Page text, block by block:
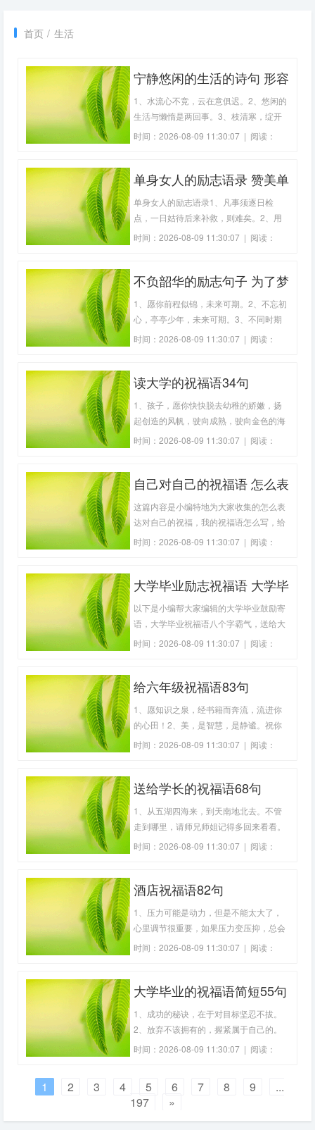
首页 / 生活
宁静悠闲的生活的诗句 形容
悠闲的田园生活的诗句
1、水流心不竞，云在意俱迟。2、悠闲的
生活与懒惰是两回事。3、枝清寒，绽开
我孤单的悠闲。4、悠闲与时间无关，悠
魂。6、几许关心总不平，飘然湖托余
7、阳光的午
时间：2026-08-09 11:30:07 | 阅读：
单身女人的励志语录 赞美单
身女人的诗句(精选80句)
单身女人的励志语录1、凡事须逐日检
点，一日姑待后来补救，则难矣。2、用
背的温度，去温暖一个人的心。3、没有
缚不了你去展翅高飞。5、一直没有人懂
所有。6、这
时间：2026-08-09 11:30:07 | 阅读：
不负韶华的励志句子 为了梦
想而奋斗的诗句(51句)
1、愿你前程似锦，未来可期。2、不忘初
心，亭亭少年，未来可期。3、不同时期
的哥哥，宇你通行，未来可期。4、当你
期。6、人至中年，闲事随缘，但尽己
诗；未来可期
时间：2026-08-09 11:30:07 | 阅读：
读大学的祝福语34句
1、孩子，愿你快快脱去幼稚的娇嫩，扬
起创造的风帆，驶向成熟，驶向金色的海
岸。2、生活是一本精深的书，别人的注
朗，以你的毅力，还有我的祝福，你一定
的港口的一
时间：2026-08-09 11:30:07 | 阅读：
自己对自己的祝福语 怎么表
达对自己的祝福(精选29句)
这篇内容是小编特地为大家收集的怎么表
达对自己的祝福，我的祝福语怎么写，给
自己的期望与祝福，祝福寄语给自己，对
活着就要记住，人生最痛苦最绝望的那一
后一
时间：2026-08-09 11:30:07 | 阅读：
大学毕业励志祝福语 大学毕
业典礼祝福语(精选95句)
以下是小编帮大家编辑的大学毕业鼓励寄
语，大学毕业祝福语八个字霸气，送给大
学毕业生的经典语录，大学毕业祝福语简
有需要的朋友。大学毕业励志祝福语1、
用自
时间：2026-08-09 11:30:07 | 阅读：
给六年级祝福语83句
1、愿知识之泉，经书籍而奔流，流进你
的心田！2、美，是智慧，是静谧。祝你
聪明！愿你上进！3、不要学花儿只把春
自己的手中。5、抱负，是高尚行为成长
天才与凡人只
时间：2026-08-09 11:30:07 | 阅读：
送给学长的祝福语68句
1、从五湖四海来，到天南地北去。不管
走到哪里，请师兄师姐记得多回来看看。
2、与你同行，回想起我们曾拥有过的配
相遇。愿这温馨的微风，给你捎去我深情
初默默地
时间：2026-08-09 11:30:07 | 阅读：
酒店祝福语82句
1、压力可能是动力，但是不能太大了，
心里调节很重要，如果压力变压抑，总会
感觉不如意，如果压力变动力，定能干出
赛，不以金钱论成败，直面人生的比赛，
抛弃抑
时间：2026-08-09 11:30:07 | 阅读：
大学毕业的祝福语简短55句
1、成功的秘诀，在于对目标坚忍不拔。
2、放弃不该拥有的，握紧属于自己的。
3、跌倒不算是失败，爬不起来才算是失
泉，安逸享受是苦难的开始。6、用我的
青春加年少轻狂，来为你以后的幸福去拼
搏。7、带
时间：2026-08-09 11:30:07 | 阅读：
1 2 3 4 5 6 7 8 9
...
197
»